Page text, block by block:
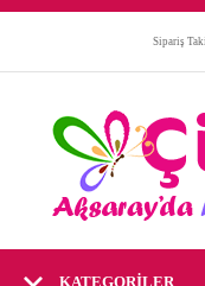
Sipariş
KATEGORİLER